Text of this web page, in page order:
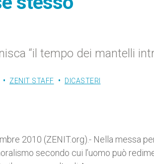
“il tempo dei mantelli
ZENIT STAFF DICASTERI
2010 (ZENIT.org).- Nella messa
secondo cui l’uomo può